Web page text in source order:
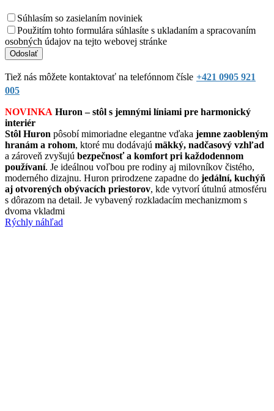
Súhlasím so zasielaním noviniek
Použitím tohto formulára súhlasíte s ukladaním a spracovaním
osobných údajov na tejto webovej stránke
Tiež nás môžete kontaktovať na telefónnom čísle +421 0905 921
005
NOVINKA Huron – stôl s jemnými líniami pre harmonický
interiér
Stôl Huron pôsobí mimoriadne elegantne vďaka jemne zaobleným
hranám a rohom, ktoré mu dodávajú mäkký, nadčasový vzhľad
a zároveň zvyšujú bezpečnosť a komfort pri každodennom
používaní. Je ideálnou voľbou pre rodiny aj milovníkov čistého,
moderného dizajnu. Huron prirodzene zapadne do jedální, kuchýň
aj otvorených obývacích priestorov, kde vytvorí útulnú atmosféru
s dôrazom na detail. Je vybavený rozkladacím mechanizmom s
dvoma vkladmi
Rýchly náhľad